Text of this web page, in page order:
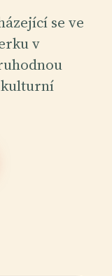
se ve
v